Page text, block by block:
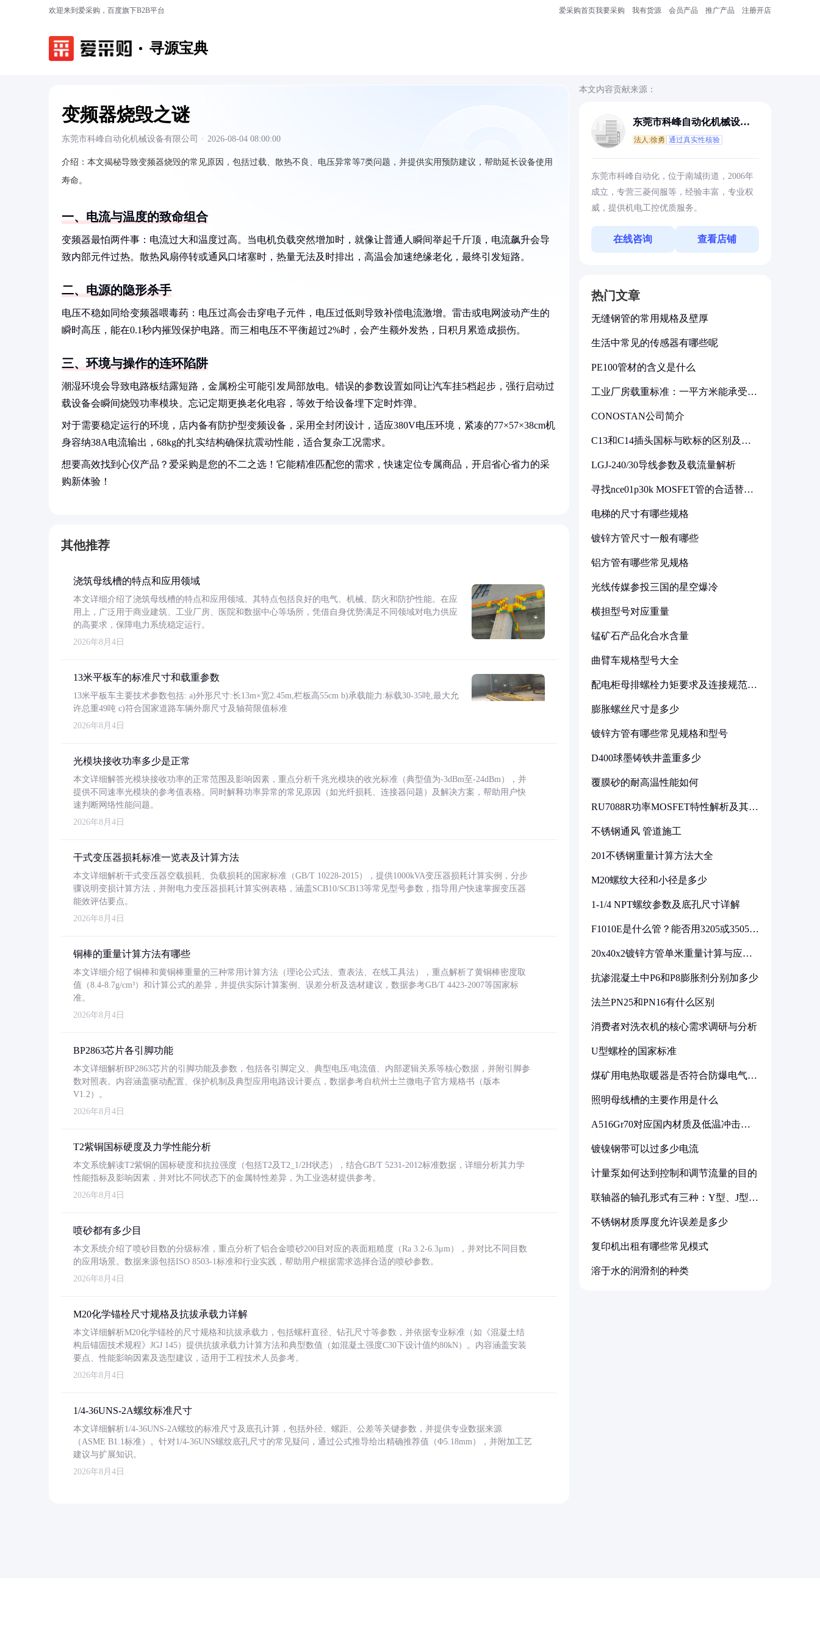
欢迎来到爱采购，百度旗下B2B平台 爱采购首页我要采购 我有货源 会员产品 推广产品 注册开店
寻源宝典
变频器烧毁之谜
东莞市科峰自动化机械设备有限公司 · 2026-08-04 08:00:00
介绍： 本文揭秘导致变频器烧毁的常见原因，包括过载、散热不良、电压异常等7类问题，并提供实用预防建议，帮助延长设备使用
寿命。
一、电流与温度的致命组合
变频器最怕两件事：电流过大和温度过高。当电机负载突然增加时，就像让普通人瞬间举起千斤顶，电流飙升会导
致内部元件过热。散热风扇停转或通风口堵塞时，热量无法及时排出，高温会加速绝缘老化，最终引发短路。
二、电源的隐形杀手
电压不稳如同给变频器喂毒药：电压过高会击穿电子元件，电压过低则导致补偿电流激增。雷击或电网波动产生的
瞬时高压，能在0.1秒内摧毁保护电路。而三相电压不平衡超过2%时，会产生额外发热，日积月累造成损伤。
三、环境与操作的连环陷阱
潮湿环境会导致电路板结露短路，金属粉尘可能引发局部放电。错误的参数设置如同让汽车挂5档起步，强行启动过
载设备会瞬间烧毁功率模块。忘记定期更换老化电容，等效于给设备埋下定时炸弹。
对于需要稳定运行的环境，店内备有防护型变频设备，采用全封闭设计，适应380V电压环境，紧凑的77×57×38cm机
身容纳38A电流输出，68kg的扎实结构确保抗震动性能，适合复杂工况需求。
想要高效找到心仪产品？爱采购是您的不二之选！它能精准匹配您的需求，快速定位专属商品，开启省心省力的采
购新体验！
其他推荐
浇筑母线槽的特点和应用领域
本文详细介绍了浇筑母线槽的特点和应用领域。其特点包括良好的电气、机械、防火和防护性能。在应
用上，广泛用于商业建筑、工业厂房、医院和数据中心等场所，凭借自身优势满足不同领域对电力供应
的高要求，保障电力系统稳定运行。
2026年8月4日
13米平板车的标准尺寸和载重参数
13米平板车主要技术参数包括: a)外形尺寸:长13m×宽2.45m,栏板高55cm b)承载能力:标载30-35吨,最大允
许总重49吨 c)符合国家道路车辆外廓尺寸及轴荷限值标准
2026年8月4日
光模块接收功率多少是正常
本文详细解答光模块接收功率的正常范围及影响因素，重点分析千兆光模块的收光标准（典型值为-3dBm至-24dBm），并
提供不同速率光模块的参考值表格。同时解释功率异常的常见原因（如光纤损耗、连接器问题）及解决方案，帮助用户快
速判断网络性能问题。
2026年8月4日
干式变压器损耗标准一览表及计算方法
本文详细解析干式变压器空载损耗、负载损耗的国家标准（GB/T 10228-2015），提供1000kVA变压器损耗计算实例，分步
骤说明变损计算方法，并附电力变压器损耗计算实例表格，涵盖SCB10/SCB13等常见型号参数，指导用户快速掌握变压器
能效评估要点。
2026年8月4日
铜棒的重量计算方法有哪些
本文详细介绍了铜棒和黄铜棒重量的三种常用计算方法（理论公式法、查表法、在线工具法），重点解析了黄铜棒密度取
值（8.4-8.7g/cm³）和计算公式的差异，并提供实际计算案例、误差分析及选材建议，数据参考GB/T 4423-2007等国家标
准。
2026年8月4日
BP2863芯片各引脚功能
本文详细解析BP2863芯片的引脚功能及参数，包括各引脚定义、典型电压/电流值、内部逻辑关系等核心数据，并附引脚参
数对照表。内容涵盖驱动配置、保护机制及典型应用电路设计要点，数据参考自杭州士兰微电子官方规格书（版本
V1.2）。
2026年8月4日
T2紫铜国标硬度及力学性能分析
本文系统解读T2紫铜的国标硬度和抗拉强度（包括T2及T2_1/2H状态），结合GB/T 5231-2012标准数据，详细分析其力学
性能指标及影响因素，并对比不同状态下的金属特性差异，为工业选材提供参考。
2026年8月4日
喷砂都有多少目
本文系统介绍了喷砂目数的分级标准，重点分析了铝合金喷砂200目对应的表面粗糙度（Ra 3.2-6.3μm），并对比不同目数
的应用场景。数据来源包括ISO 8503-1标准和行业实践，帮助用户根据需求选择合适的喷砂参数。
2026年8月4日
M20化学锚栓尺寸规格及抗拔承载力详解
本文详细解析M20化学锚栓的尺寸规格和抗拔承载力，包括螺杆直径、钻孔尺寸等参数，并依据专业标准（如《混凝土结
构后锚固技术规程》JGJ 145）提供抗拔承载力计算方法和典型数值（如混凝土强度C30下设计值约80kN）。内容涵盖安装
要点、性能影响因素及选型建议，适用于工程技术人员参考。
2026年8月4日
1/4-36UNS-2A螺纹标准尺寸
本文详细解析1/4-36UNS-2A螺纹的标准尺寸及底孔计算，包括外径、螺距、公差等关键参数，并提供专业数据来源
（ASME B1.1标准）。针对1/4-36UNS螺纹底孔尺寸的常见疑问，通过公式推导给出精确推荐值（Φ5.18mm），并附加工艺
建议与扩展知识。
2026年8月4日
本文内容贡献来源：
东莞市科峰自动化机械设备
法人:徐勇 通过真实性核验
东莞市科峰自动化，位于南城街道，2006年
成立，专营三菱伺服等，经验丰富，专业权
威，提供机电工控优质服务。
在线咨询 查看店铺
热门文章
无缝钢管的常用规格及壁厚
生活中常见的传感器有哪些呢
PE100管材的含义是什么
工业厂房载重标准：一平方米能承受多
CONOSTAN公司简介
C13和C14插头国标与欧标的区别及其
LGJ-240/30导线参数及载流量解析
寻找nce01p30k MOSFET管的合适替代
电梯的尺寸有哪些规格
镀锌方管尺寸一般有哪些
铝方管有哪些常见规格
光线传媒参投三国的星空爆冷
横担型号对应重量
锰矿石产品化合水含量
曲臂车规格型号大全
配电柜母排螺栓力矩要求及连接规范详
膨胀螺丝尺寸是多少
镀锌方管有哪些常见规格和型号
D400球墨铸铁井盖重多少
覆膜砂的耐高温性能如何
RU7088R功率MOSFET特性解析及其在
不锈钢通风 管道施工
201不锈钢重量计算方法大全
M20螺纹大径和小径是多少
1-1/4 NPT螺纹参数及底孔尺寸详解
F1010E是什么管？能否用3205或3505代
20x40x2镀锌方管单米重量计算与应用
抗渗混凝土中P6和P8膨胀剂分别加多少
法兰PN25和PN16有什么区别
消费者对洗衣机的核心需求调研与分析
U型螺栓的国家标准
煤矿用电热取暖器是否符合防爆电气设
照明母线槽的主要作用是什么
A516Gr70对应国内材质及低温冲击要
镀镍钢带可以过多少电流
计量泵如何达到控制和调节流量的目的
联轴器的轴孔形式有三种：Y型、J型、
不锈钢材质厚度允许误差是多少
复印机出租有哪些常见模式
溶于水的润滑剂的种类